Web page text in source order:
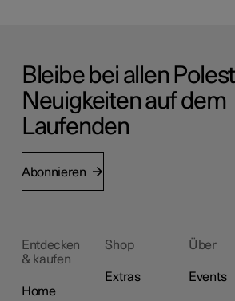
Bleibe bei allen
Neuigkeiten auf dem
Laufenden
Abonnieren
Entdecken
& kaufen
Home
Shop
Extras
Über
Events